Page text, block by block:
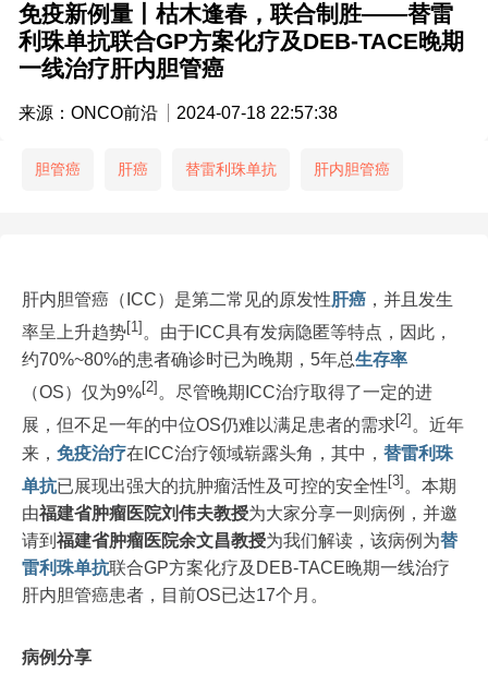
免疫新例量丨枯木逢春，联合制胜——替雷
利珠单抗联合GP方案化疗及DEB-TACE晚期
一线治疗肝内胆管癌
来源：ONCO前沿 2024-07-18 22:57:38
胆管癌 肝癌 替雷利珠单抗 肝内胆管癌
肝内胆管癌（ICC）是第二常见的原发性肝癌 ，并且发生
率呈上升趋势[1] 。由于ICC具有发病隐匿等特点，因此，
约70%~80%的患者确诊时已为晚期，5年总生存率
（OS）仅为9%[2] 。尽管晚期ICC治疗取得了一定的进
展，但不足一年的中位OS仍难以满足患者的需求[2] 。近年
来， 免疫治疗在ICC治疗领域崭露头角，其中， 替雷利珠
单抗已展现出强大的抗肿瘤活性及可控的安全性[3] 。本期
由福建省肿瘤医院刘伟夫教授为大家分享一则病例，并邀
请到 福建省肿瘤医院余文昌教授为我们解读，该病例为替
雷利珠单抗联合GP方案化疗及DEB-TACE晚期一线治疗
肝内胆管癌患者，目前OS已达17个月。
病例分享